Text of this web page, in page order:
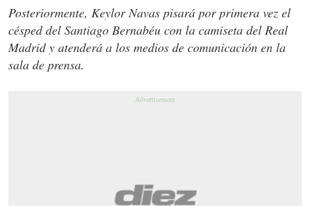
Posteriormente, Keylor Navas pisará por primera vez el
césped del Santiago Bernabéu con la camiseta del Real
Madrid y atenderá a los medios de comunicación en la
sala de prensa.